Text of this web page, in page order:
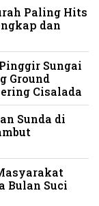
Paling Hits
dan
Sungai
Ground
Cisalada
Sunda di
Bulan Suci